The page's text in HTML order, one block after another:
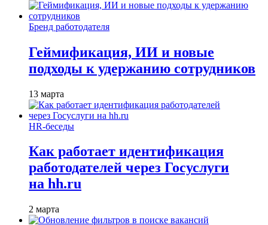
Бренд работодателя
Геймификация, ИИ и новые
подходы к удержанию сотрудников
13 марта
HR-беседы
Как работает идентификация
работодателей через Госуслуги
на hh.ru
2 марта